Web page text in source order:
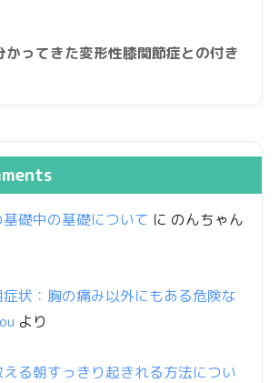
かってきた変形性膝関節症との付き
礎中の基礎について に のんちゃん
状：胸の痛み以外にもある危険な
より
る朝すっきり起きれる方法につい